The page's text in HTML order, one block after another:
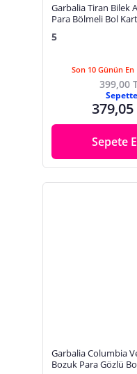
Garbalia Tiran Bilek
Para Bölmeli Bol
5
Son 10 Günün En
399,00
Sepette
379,05
Sepete
Garbalia Columbia
Bozuk Para Gözlü